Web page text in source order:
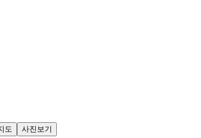
도 사진보기